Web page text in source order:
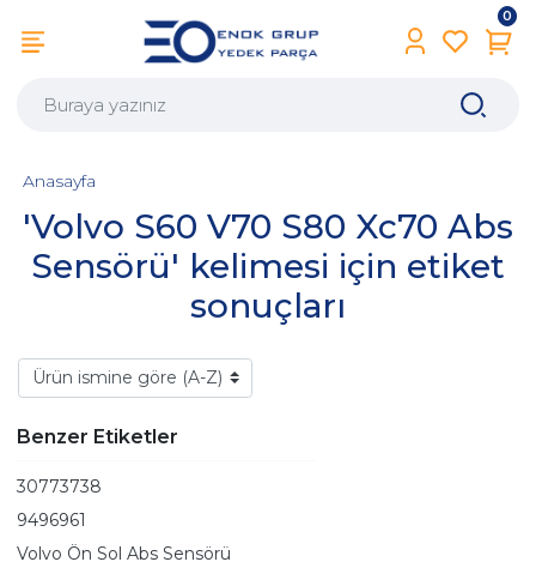
0
'Volvo S60 V70 S80 Xc70 Abs
Sensörü' kelimesi için etiket
sonuçları
Anasayfa
Benzer Etiketler
30773738
9496961
Volvo Ön Sol Abs Sensörü